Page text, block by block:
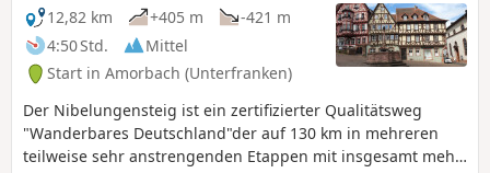
nicht immer vorhanden sind.
12,82 km
+405 m
-421 m
4:50 Std.
Mittel
Start in Amorbach (Unterfranken)
Der Nibelungensteig ist ein zertifizierter Qualitätsweg
"Wanderbares Deutschland"der auf 130 km in mehreren
teilweise sehr anstrengenden Etappen mit insgesamt mehr